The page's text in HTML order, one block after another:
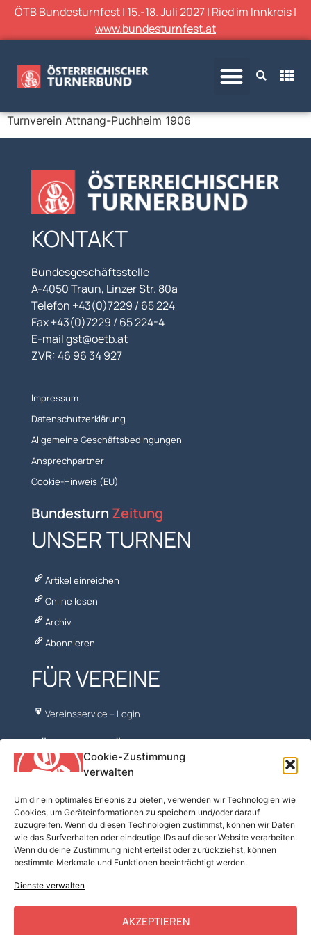
Cookie-Zustimmung
verwalten
Um dir ein optimales Erlebnis zu bieten, verwenden wir Technologien wie
Cookies, um Geräteinformationen zu speichern und/oder darauf
zuzugreifen. Wenn du diesen Technologien zustimmst, können wir Daten
wie das Surfverhalten oder eindeutige IDs auf dieser Website verarbeiten.
Wenn du deine Zustimmung nicht erteilst oder zurückziehst, können
bestimmte Merkmale und Funktionen beeinträchtigt werden.
Dienste verwalten
AKZEPTIEREN
ÖTB Bundesturnfest | 15.-18. Juli 2027 | Ried im Innkreis |
www.bundesturnfest.at
Turnverein Attnang-Puchheim 1906
KONTAKT
Bundesgeschäftsstelle
A-4050 Traun, Linzer Str. 80a
Telefon +43(0)7229 / 65 224
Fax +43(0)7229 / 65 224-4
E-mail gst@oetb.at
ZVR: 46 96 34 927
Impressum
Datenschutzerklärung
Allgemeine Geschäftsbedingungen
Ansprechpartner
Cookie-Hinweis (EU)
Bundesturn Zeitung
UNSER TURNEN
Artikel einreichen
Online lesen
Archiv
Abonnieren
FÜR VEREINE
Vereinsservice – Login
NÜTZLICHES FÜR VORTURNER
ÖFT – FV Turnen
Turn10
BSPA
Turnmaterial
Kostenfreie Musik